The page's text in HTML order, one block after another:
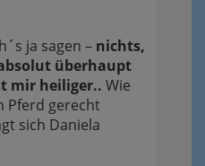
ja sagen – nichts,
überhaupt
mir heiliger.. Wie
Pferd gerecht
sich Daniela